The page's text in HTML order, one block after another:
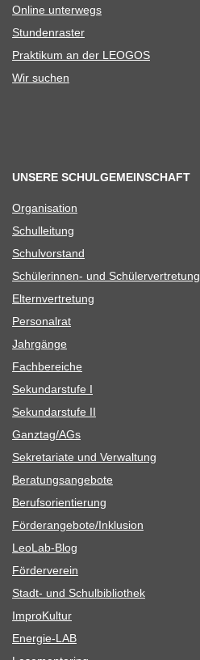
Online unter­wegs
Stun­den­ras­ter
Prak­ti­kum an der LEOGOS
Wir suchen
UNSERE SCHULGEMEINSCHAFT
Orga­ni­sa­tion
Schul­lei­tung
Schul­vor­stand
Schü­le­rin­nen- und Schülervertretung
Eltern­ver­tre­tung
Per­so­nal­rat
Jahr­gänge
Fach­be­rei­che
Sekun­dar­stufe I
Sekun­dar­stufe II
Ganztag/​​AGs
Sekre­ta­riate und Verwaltung
Bera­tungs­an­ge­bote
Berufs­ori­en­tie­rung
Förderangebote/​​Inklusion
Leo­Lab-Blog
För­der­ver­ein
Stadt- und Schulbibliothek
Impro­Kul­tur
Ener­­gie-LAB